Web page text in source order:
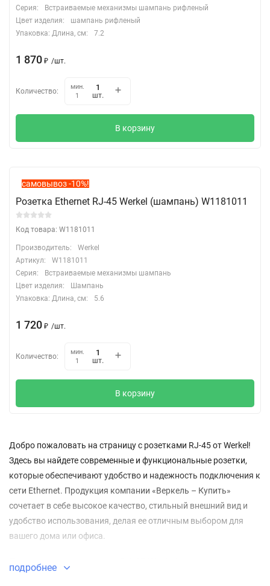
Серия:
Встраиваемые механизмы шампань рифленый
Цвет изделия:
шампань рифленый
Упаковка: Длина, cм:
7.2
1 870 ₽ /шт.
Количество:
мин.
1
шт.
В корзину
самовывоз -10%!
Розетка Ethernet RJ-45 Werkel (шампань) W1181011
Код товара: W1181011
Производитель:
Werkel
Артикул:
W1181011
Серия:
Встраиваемые механизмы шампань
Цвет изделия:
Шампань
Упаковка: Длина, cм:
5.6
1 720 ₽ /шт.
Количество:
мин.
1
шт.
В корзину
Добро пожаловать на страницу с розетками RJ-45 от Werkel!
Здесь вы найдете современные и функциональные розетки,
которые обеспечивают удобство и надежность подключения к
сети Ethernet. Продукция компании «Веркель – Купить»
сочетает в себе высокое качество, стильный внешний вид и
удобство использования, делая ее отличным выбором для
вашего дома или офиса.
Преимущества розеток RJ-45 Werkel:
подробнее